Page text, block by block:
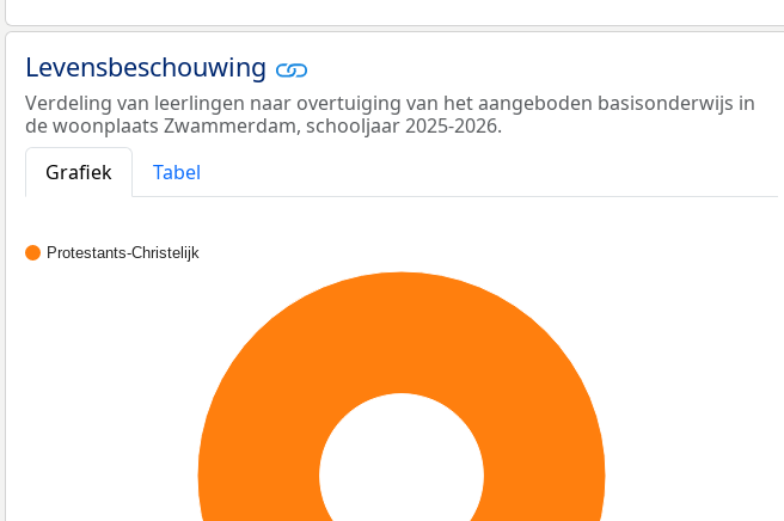
Levensbeschouwing
Verdeling van leerlingen naar overtuiging van het aangeboden basisonderwijs in
de woonplaats Zwammerdam, schooljaar 2025-2026.
Grafiek
Tabel
Protestants-Christelijk